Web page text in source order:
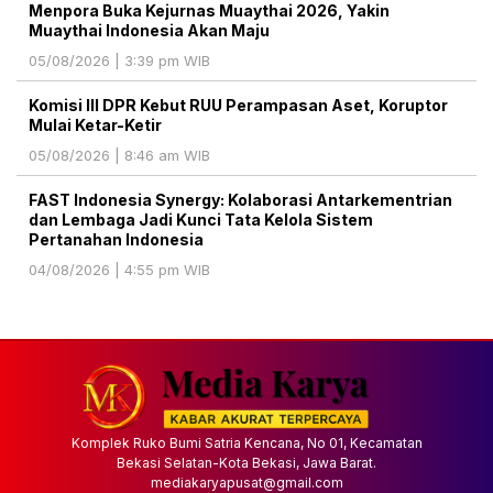
Menpora Buka Kejurnas Muaythai 2026, Yakin
Muaythai Indonesia Akan Maju
05/08/2026 | 3:39 pm WIB
Komisi III DPR Kebut RUU Perampasan Aset, Koruptor
Mulai Ketar-Ketir
05/08/2026 | 8:46 am WIB
FAST Indonesia Synergy: Kolaborasi Antarkementrian
dan Lembaga Jadi Kunci Tata Kelola Sistem
Pertanahan Indonesia
04/08/2026 | 4:55 pm WIB
Komplek Ruko Bumi Satria Kencana, No 01, Kecamatan
Bekasi Selatan-Kota Bekasi, Jawa Barat.
mediakaryapusat@gmail.com